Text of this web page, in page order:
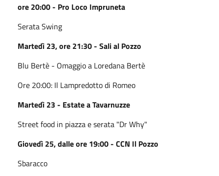
ore 20:00 - Pro Loco Impruneta
Serata Swing
Martedì 23, ore 21:30 - Sali al Pozzo
Blu Bertè - Omaggio a Loredana Bertè
Ore 20:00: Il Lampredotto di Romeo
Martedì 23 - Estate a Tavarnuzze
Street food in piazza e serata "Dr Why"
Giovedì 25, dalle ore 19:00 - CCN Il Pozzo
Sbaracco